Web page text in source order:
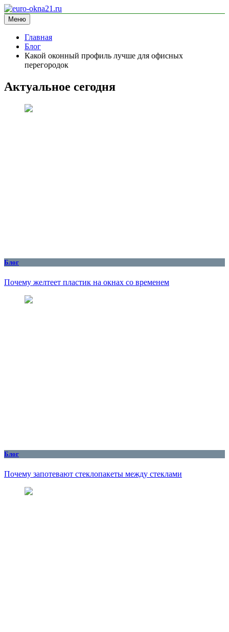
Перейти
к
содержимому
euro-okna21.ru
блог про окна
Меню
Главная
Блог
Какой оконный профиль лучше для офисных
перегородок
Актуальное сегодня
Блог
Почему желтеет пластик на окнах со временем
Блог
Почему запотевают стеклопакеты между стеклами